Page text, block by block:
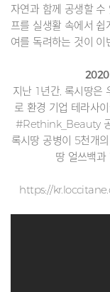
자연과 함께 공생할
프를 실생활 속에서
여를 독려하는 것이 이
2020
지난 1년간, 록시땅은
로 환경 기업 테라사
#Rethink_Beauty 공
록시땅 공병이 5천개
땅 얼쓰백과
https://